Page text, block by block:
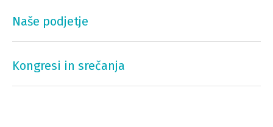
Naše podjetje
Kongresi in srečanja